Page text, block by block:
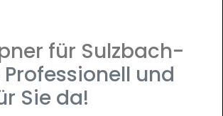
für Sulzbach-
und
Sie da!